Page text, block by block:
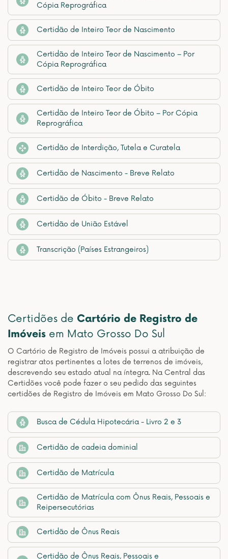
Cópia Reprográfica
Certidão de Inteiro Teor de Nascimento
Certidão de Inteiro Teor de Nascimento – Por
Cópia Reprográfica
Certidão de Inteiro Teor de Óbito
Certidão de Inteiro Teor de Óbito – Por Cópia
Reprográfica
Certidão de Interdição, Tutela e Curatela
Certidão de Nascimento - Breve Relato
Certidão de Óbito - Breve Relato
Certidão de União Estável
Transcrição (Países Estrangeiros)
Certidões de Cartório de Registro de
Imóveis em Mato Grosso Do Sul
O Cartório de Registro de Imóveis possui a atribuição de
registrar atos pertinentes a lotes de terrenos de imóveis,
descrevendo seu estado atual na íntegra. Na Central das
Certidões você pode fazer o seu pedido das seguintes
certidões de Registro de Imóveis em Mato Grosso Do Sul:
Busca de Cédula Hipotecária - Livro 2 e 3
Certidão de cadeia dominial
Certidão de Matrícula
Certidão de Matrícula com Ônus Reais, Pessoais e
Reipersecutórias
Certidão de Ônus Reais
Certidão de Ônus Reais, Pessoais e